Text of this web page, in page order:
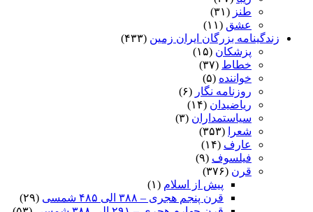
طنز (۳۱)
عشق (۱۱)
زندگینامه بزرگان ایران زمین (۴۳۳)
پزشکان (۱۵)
خطاط (۳۷)
خواننده (۵)
روزنامه نگار (۶)
ریاضیدان (۱۴)
سیاستمداران (۳)
شعرا
(۳۵۳)
عارف (۱۴)
فیلسوف (۹)
قرن (۳۷۶)
پیش از اسلام (۱)
قرن پنجم هجری – ۳۸۸ الی ۴۸۵ شمسی
(۲۹)